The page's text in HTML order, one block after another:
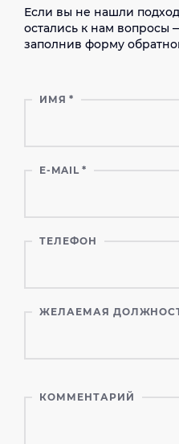
Если вы не нашли
остались к нам вопросы
заполнив форму
ИМЯ *
E-MAIL *
ТЕЛЕФОН
ЖЕЛАЕМАЯ
КОММЕНТАРИЙ